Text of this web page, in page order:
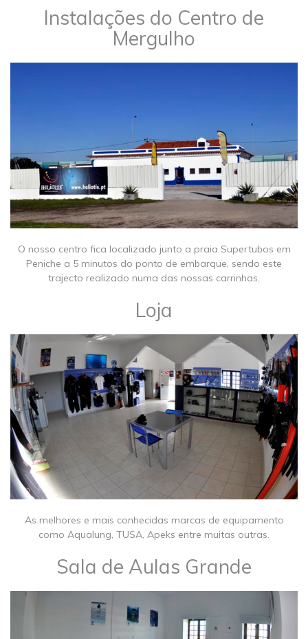
Instalações do Centro de
Mergulho
O nosso centro fica localizado junto a praia Supertubos em
Peniche a 5 minutos do ponto de embarque, sendo este
trajecto realizado numa das nossas carrinhas.
Loja
As melhores e mais conhecidas marcas de equipamento
como Aqualung, TUSA, Apeks entre muitas outras.
Sala de Aulas Grande